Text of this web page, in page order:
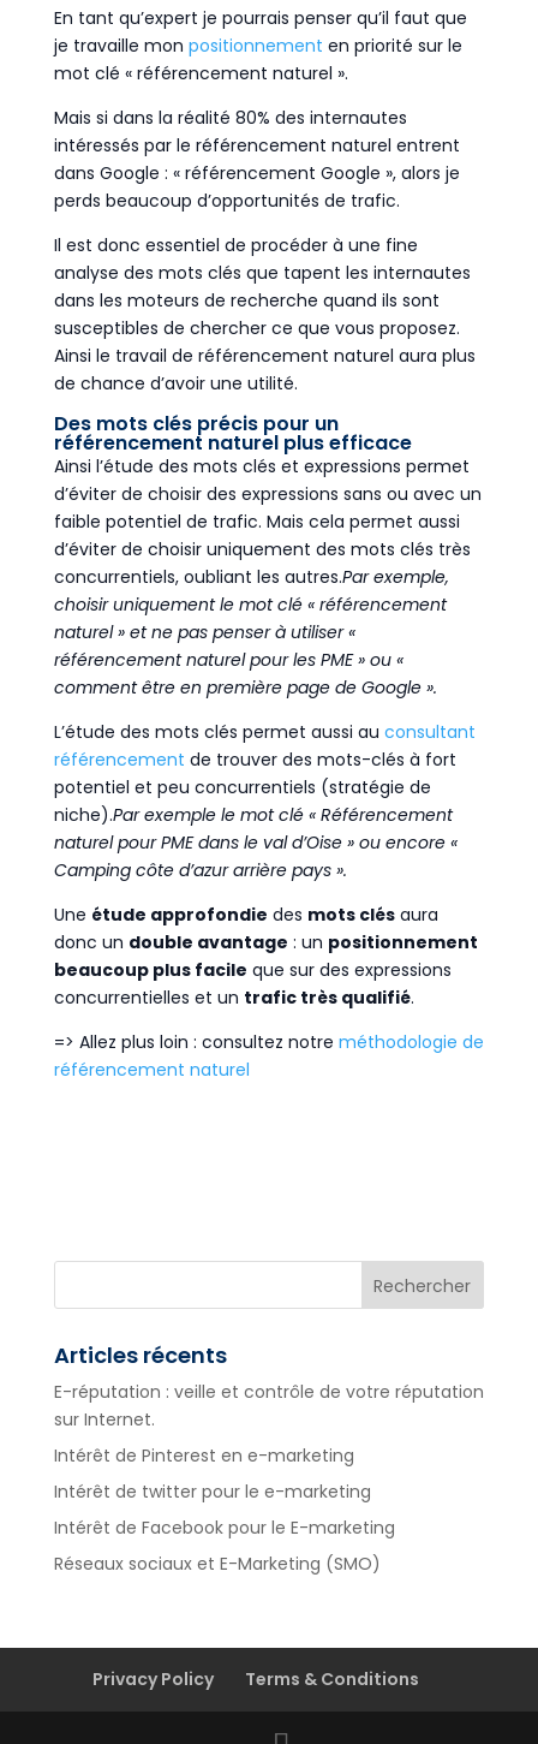
En tant qu’expert je pourrais penser qu’il faut que
je travaille mon positionnement en priorité sur le
mot clé « référencement naturel ».
Mais si dans la réalité 80% des internautes
intéressés par le référencement naturel entrent
dans Google : « référencement Google », alors je
perds beaucoup d’opportunités de trafic.
Il est donc essentiel de procéder à une fine
analyse des mots clés que tapent les internautes
dans les moteurs de recherche quand ils sont
susceptibles de chercher ce que vous proposez.
Ainsi le travail de référencement naturel aura plus
de chance d’avoir une utilité.
Des mots clés précis pour un
référencement naturel plus efficace
Ainsi l’étude des mots clés et expressions permet
d’éviter de choisir des expressions sans ou avec un
faible potentiel de trafic. Mais cela permet aussi
d’éviter de choisir uniquement des mots clés très
concurrentiels, oubliant les autres.Par exemple,
choisir uniquement le mot clé « référencement
naturel » et ne pas penser à utiliser «
référencement naturel pour les PME » ou «
comment être en première page de Google ».
L’étude des mots clés permet aussi au consultant
référencement de trouver des mots-clés à fort
potentiel et peu concurrentiels (stratégie de
niche).Par exemple le mot clé « Référencement
naturel pour PME dans le val d’Oise » ou encore «
Camping côte d’azur arrière pays ».
Une étude approfondie des mots clésaura
donc un double avantage : un positionnement
beaucoup plus facile que sur des expressions
concurrentielles et un trafic très qualifié.
=> Allez plus loin : consultez notre méthodologie de
référencement naturel
Articles récents
E-réputation : veille et contrôle de votre réputation
sur Internet.
Intérêt de Pinterest en e-marketing
Intérêt de twitter pour le e-marketing
Intérêt de Facebook pour le E-marketing
Réseaux sociaux et E-Marketing (SMO)
Privacy Policy Terms & Conditions